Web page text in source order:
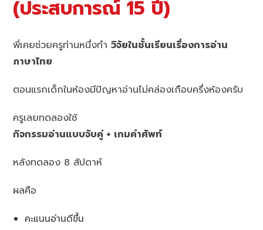
(ประสบการณ์ 15 ปี)
พี่เคยช่วยครูท่านหนึ่งทำวิจัยในชั้นเรียนเรื่องการอ่าน
ภาษาไทย
ตอนแรกเด็กในห้องมีปัญหาอ่านไม่คล่องเกือบครึ่งห้องครับ
ครูเลยทดลองใช้
กิจกรรมอ่านแบบจับคู่ + เกมคำศัพท์
หลังทดลอง 8 สัปดาห์
ผลคือ
คะแนนอ่านดีขึ้น